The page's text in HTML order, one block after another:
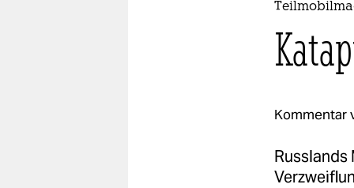
Kommentar
Russlands